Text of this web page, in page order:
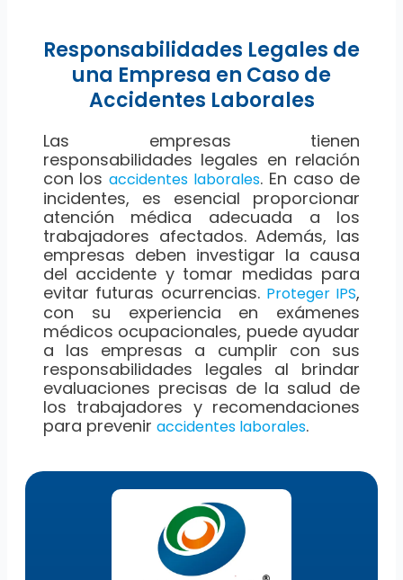
Responsabilidades Legales de
una Empresa en Caso de
Accidentes Laborales
Las empresas tienen
responsabilidades legales en relación
con losaccidentes laborales. En caso de
incidentes, es esencial proporcionar
atención médica adecuada a los
trabajadores afectados. Además, las
empresas deben investigar la causa
del accidente y tomar medidas para
evitar futuras ocurrencias. Proteger IPS,
con su experiencia en exámenes
médicos ocupacionales, puede ayudar
a las empresas a cumplir con sus
responsabilidades legales al brindar
evaluaciones precisas de la salud de
los trabajadores y recomendaciones
para prevenir accidentes laborales.